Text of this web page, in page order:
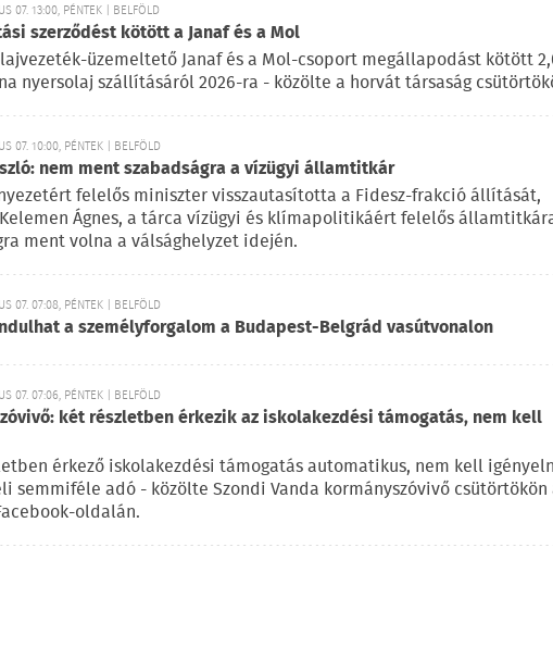
07. 13:00, PÉNTEK | BELFÖLD
szerződést kötött a Janaf és a Mol
üzemeltető Janaf és a Mol-csoport megállapodást kötött
nyersolaj szállításáról 2026-ra - közölte a horvát társaság
07. 10:00, PÉNTEK | BELFÖLD
nem ment szabadságra a vízügyi államtitkár
felelős miniszter visszautasította a Fidesz-frakció állítását,
Ágnes, a tárca vízügyi és klímapolitikáért felelős
ment volna a válsághelyzet idején.
07. 07:08, PÉNTEK | BELFÖLD
a személyforgalom a Budapest-Belgrád vasútvonalon
07. 07:06, PÉNTEK | BELFÖLD
két részletben érkezik az iskolakezdési támogatás, nem kell
érkező iskolakezdési támogatás automatikus, nem kell
semmiféle adó - közölte Szondi Vanda kormányszóvivő csütörtökön
oldalán.